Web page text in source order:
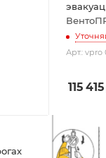
Арт.: vpro
115 415